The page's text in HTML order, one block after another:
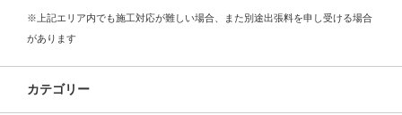
※上記エリア内でも施工対応が難しい場合、また別途出張料を申し受ける場合
があります
カテゴリー